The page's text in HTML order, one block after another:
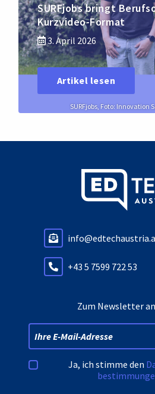
SURFjobs, Foto:
SURFjobs bringt
Kurzvideo-Format
3. April 2026
Artikel lesen
+43 5 7599 722 53
Zum Newsletter
Ja, ich stimme den